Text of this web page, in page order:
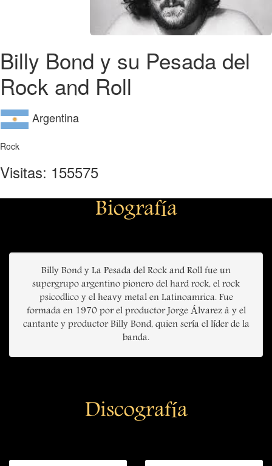
Billy Bond y su Pesada del
Rock and Roll
Argentina
Rock
Visitas: 155575
Biografía
Billy Bond y La Pesada del Rock and Roll fue un
supergrupo argentino pionero del hard rock, el rock
psicodlico y el heavy metal en Latinoamrica. Fue
formada en 1970 por el productor Jorge Álvarez â y el
cantante y productor Billy Bond, quien sería el líder de la
banda.
Discografía